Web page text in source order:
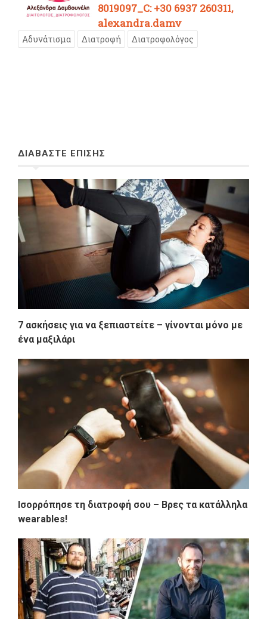
8019097_C: +30 6937 260311,
alexandra.damv
Αδυνάτισμα Διατροφή Διατροφολόγος
ΔΙΑΒΑΣΤΕ ΕΠΙΣΗΣ
7 ασκήσεις για να ξεπιαστείτε – γίνονται μόνο με
ένα μαξιλάρι
Ισορρόπησε τη διατροφή σου – Βρες τα κατάλληλα
wearables!